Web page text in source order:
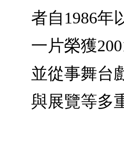
者自1986年
一片榮獲
並從事舞台
與展覽等多